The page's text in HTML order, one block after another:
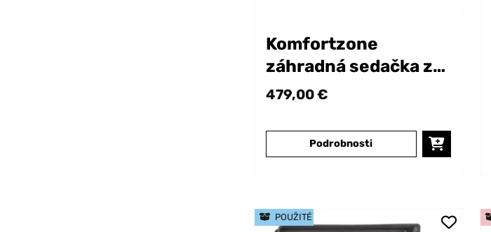
Komfortzone
záhradná sedačka z
polyratanu
479,00 €
Podrobnosti
POUŽITÉ